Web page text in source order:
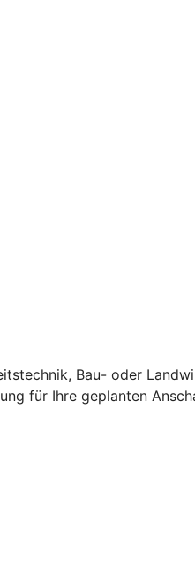
Bau- oder
für Ihre geplanten